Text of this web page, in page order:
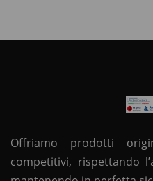
Offriamo prodotti
competitivi, rispettando